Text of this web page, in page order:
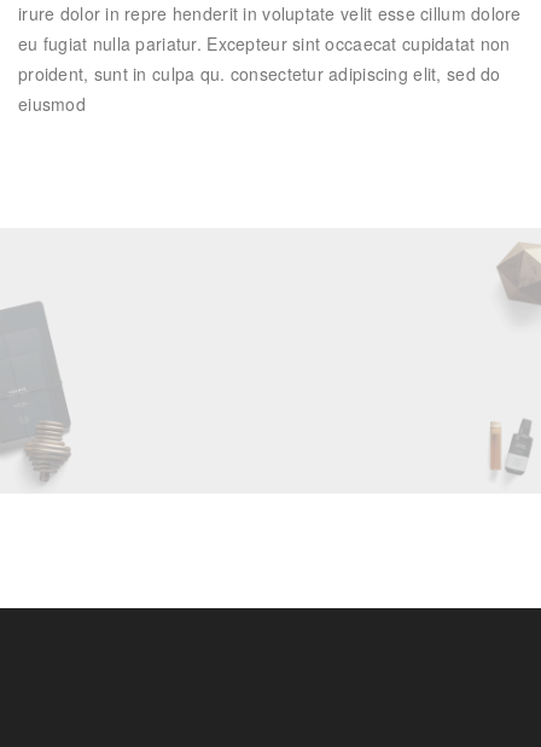
irure dolor in repre henderit in voluptate velit esse cillum dolore
eu fugiat nulla pariatur. Excepteur sint occaecat cupidatat non
proident, sunt in culpa qu. consectetur adipiscing elit, sed do
eiusmod